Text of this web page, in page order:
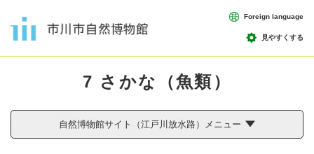
見やすくする
Foreign language
7 さかな（魚類）
自然博物館サイト（江戸川放水路）メニュー